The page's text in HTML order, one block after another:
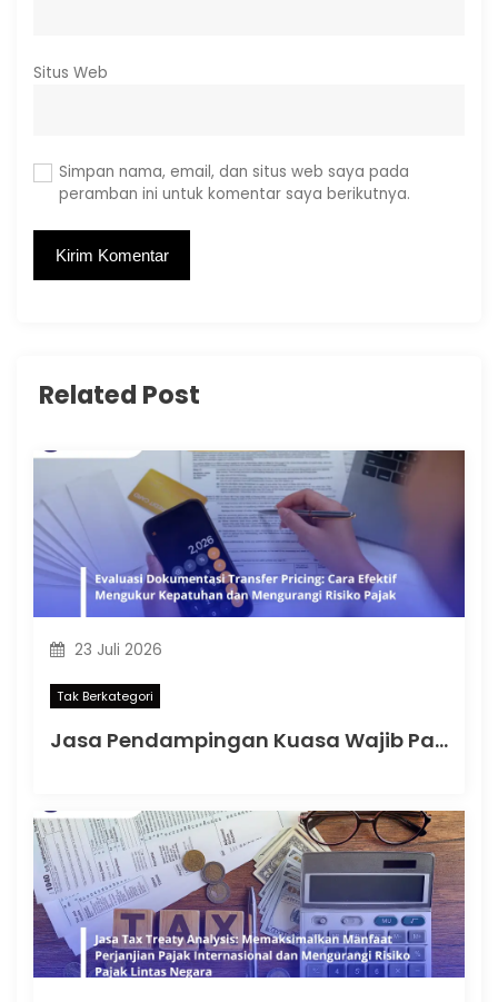
Situs Web
Simpan nama, email, dan situs web saya pada
peramban ini untuk komentar saya berikutnya.
Related Post
23 Juli 2026
Tak Berkategori
Jasa Pendampingan Kuasa Wajib Pajak: Memahami Mulai Kapan SKT Wajib bagi Kuasa Wajib Pajak Menurut PMK 44 Tahun 2026